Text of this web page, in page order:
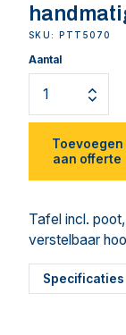
SKU: PTT5070
Aantal
Toevoegen
aan offerte
Tafel incl.
verstelbaar
Specificaties